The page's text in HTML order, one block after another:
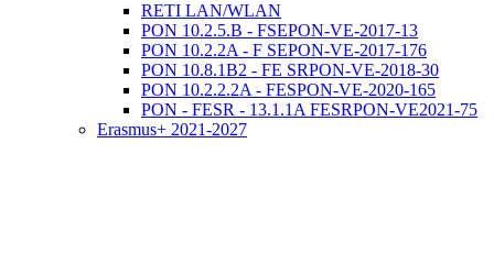
RETI LAN/WLAN
PON 10.2.5.B - FSEPON-VE-2017-13
PON 10.2.2A - F SEPON-VE-2017-176
PON 10.8.1B2 - FE SRPON-VE-2018-30
PON 10.2.2.2A - FESPON-VE-2020-165
PON - FESR - 13.1.1A FESRPON-VE2021-75
Erasmus+ 2021-2027